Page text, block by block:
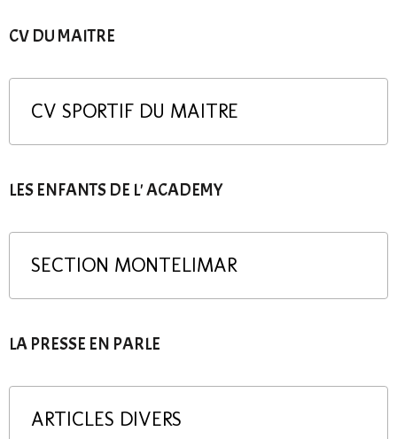
CV DU MAITRE
CV SPORTIF DU MAITRE
LES ENFANTS DE L' ACADEMY
SECTION MONTELIMAR
LA PRESSE EN PARLE
ARTICLES DIVERS